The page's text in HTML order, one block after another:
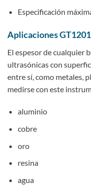
Especificación
Aplicaciones
El espesor de cualquier
ultrasónicas con
entre sí, como metales,
medirse con este
aluminio
cobre
oro
resina
agua